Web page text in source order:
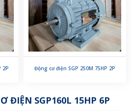
2P Động cơ điện SGP 250M 75HP 2P
ĐIỆN SGP160L 15HP 6P